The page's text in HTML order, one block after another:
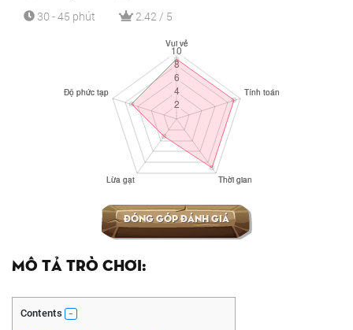
30 - 45 phút
2.42 / 5
Đóng góp đánh giá
Mô tả trò chơi:
Contents